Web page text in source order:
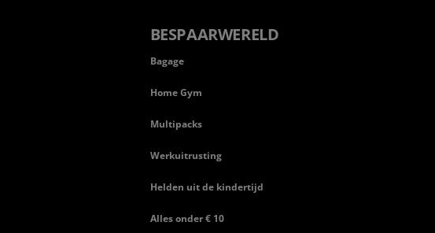
BESPAARWERELD
Bagage
Home Gym
Multipacks
Werkuitrusting
Helden uit de kindertijd
Alles onder € 10